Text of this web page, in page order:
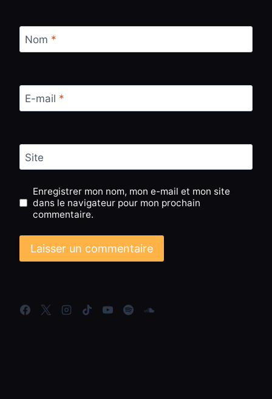
Nom *
E-mail *
Site
Enregistrer mon nom, mon e-mail et mon site
dans le navigateur pour mon prochain
commentaire.